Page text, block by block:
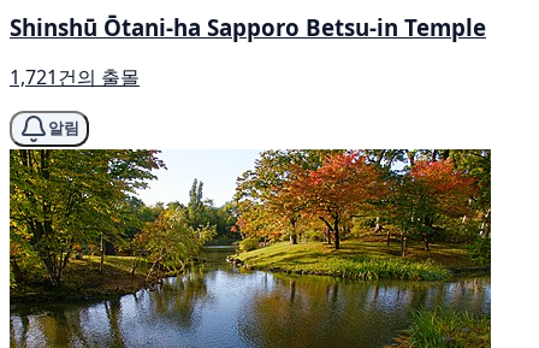
Shinshū Ōtani-ha Sapporo Betsu-in Temple
1,721건의 출몰
알림